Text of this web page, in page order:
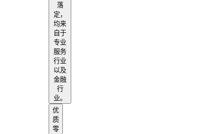
落
定，
均来
自于
专业
服务
行业
以及
金融
行
业。
优
质
零